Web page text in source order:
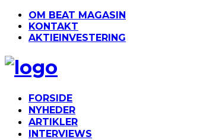
OM BEAT MAGASIN
KONTAKT
AKTIEINVESTERING
FORSIDE
NYHEDER
ARTIKLER
INTERVIEWS